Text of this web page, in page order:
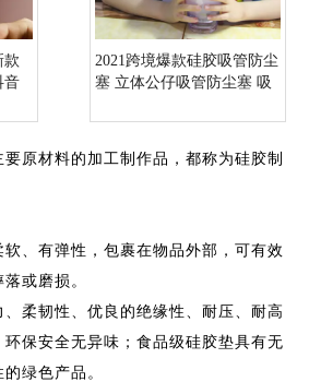
款
音
2021跨境爆款硅胶吸管防尘
塞 立体公仔吸管防尘塞 吸
原材料的加工制作品，都称为硅胶制
、有弹性，包裹在物品外部，可有效
或磨损。
柔韧性、优良的绝缘性、耐压、耐高
保安全无异味；食品级硅胶垫具有无
绿色产品。